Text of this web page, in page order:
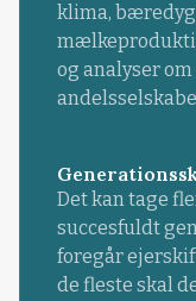
klima,
og analyser
Det kan tage
succesfuldt
foregår
de fleste skal